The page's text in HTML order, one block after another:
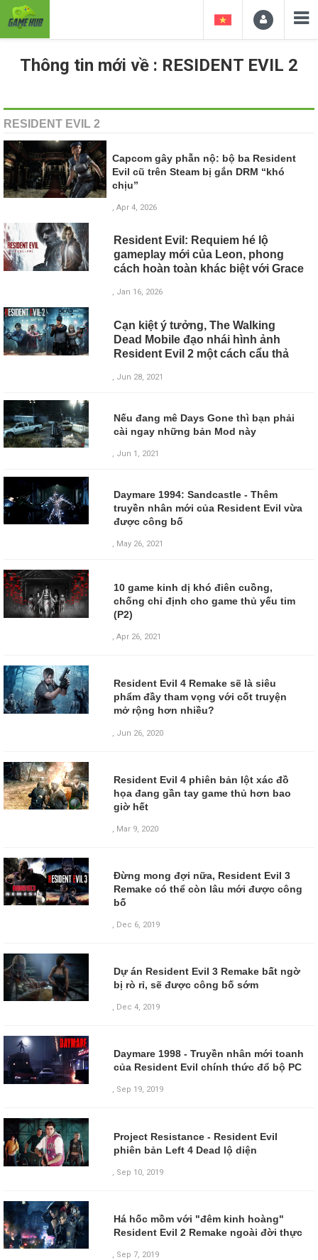
Thông tin mới về : RESIDENT EVIL 2
RESIDENT EVIL 2
Capcom gây phẫn nộ: bộ ba Resident
Evil cũ trên Steam bị gắn DRM “khó
chịu”
, Apr 4, 2026
Resident Evil: Requiem hé lộ
gameplay mới của Leon, phong
cách hoàn toàn khác biệt với Grace
, Jan 16, 2026
Cạn kiệt ý tưởng, The Walking
Dead Mobile đạo nhái hình ảnh
Resident Evil 2 một cách cẩu thả
, Jun 28, 2021
Nếu đang mê Days Gone thì bạn phải
cài ngay những bản Mod này
, Jun 1, 2021
Daymare 1994: Sandcastle - Thêm
truyền nhân mới của Resident Evil vừa
được công bố
, May 26, 2021
10 game kinh dị khó điên cuồng,
chống chỉ định cho game thủ yếu tim
(P2)
,Apr 26, 2021
Resident Evil 4 Remake sẽ là siêu
phẩm đầy tham vọng với cốt truyện
mở rộng hơn nhiều?
Jun 26, 2020
Resident Evil 4 phiên bản lột xác đồ
họa đang gần tay game thủ hơn bao
giờ hết
, Mar 9, 2020
Đừng mong đợi nữa, Resident Evil 3
Remake có thể còn lâu mới được công
bố
, Dec 6, 2019
Dự án Resident Evil 3 Remake bất ngờ
bị rò rỉ, sẽ được công bố sớm
, Dec 4, 2019
Daymare 1998 - Truyền nhân mới toanh
của Resident Evil chính thức đổ bộ PC
, Sep 19, 2019
Project Resistance - Resident Evil
phiên bản Left 4 Dead lộ diện
, Sep 10, 2019
Há hốc mồm với "đêm kinh hoàng"
Resident Evil 2 Remake ngoài đời thực
, Sep 7, 2019